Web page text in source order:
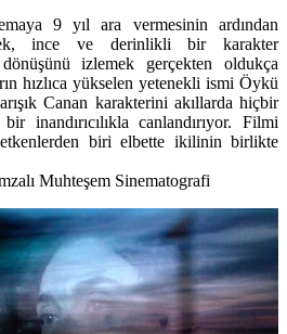
9 yıl ara vermesinin ardından
ince ve derinlikli bir karakter
dönüşünü izlemek gerçekten oldukça
hızlıca yükselen yetenekli ismi Öykü
Canan karakterini akıllarda hiçbir
inandırıcılıkla canlandırıyor. Filmi
biri elbette ikilinin birlikte
Muhteşem Sinematografi